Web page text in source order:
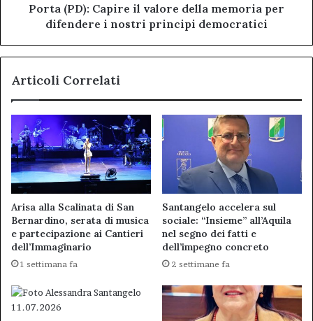
Porta (PD): Capire il valore della memoria per
difendere i nostri principi democratici
Articoli Correlati
Arisa alla Scalinata di San
Bernardino, serata di musica
e partecipazione ai Cantieri
dell’Immaginario
1 settimana fa
Santangelo accelera sul
sociale: “Insieme” all’Aquila
nel segno dei fatti e
dell’impegno concreto
2 settimane fa